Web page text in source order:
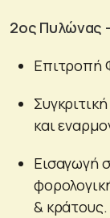
2ος Πυλώνας
Επιτροπή
και
Εισαγωγή
& κράτους.